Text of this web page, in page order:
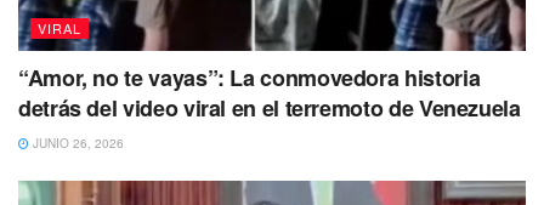
VIRAL
“Amor, no te vayas”: La conmovedora historia
detrás del video viral en el terremoto de Venezuela
JUNIO 26, 2026